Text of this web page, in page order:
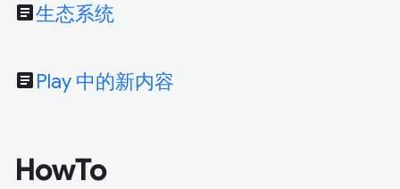
article生态系统
article Play 中的新内容
HowTo